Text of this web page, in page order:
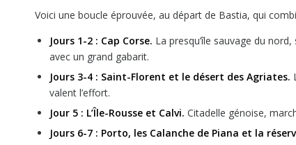
Voici une boucle éprouvée, au départ de Bastia, qui
Jours 1-2 : Cap Corse. La presqu’île sauvage du
avec un grand gabarit.
Jours 3-4 : Saint-Florent et le désert des Agriates.
valent l’effort.
Jour 5 : L’Île-Rousse et Calvi. Citadelle génoise,
Jours 6-7 : Porto, les Calanche de Piana et la